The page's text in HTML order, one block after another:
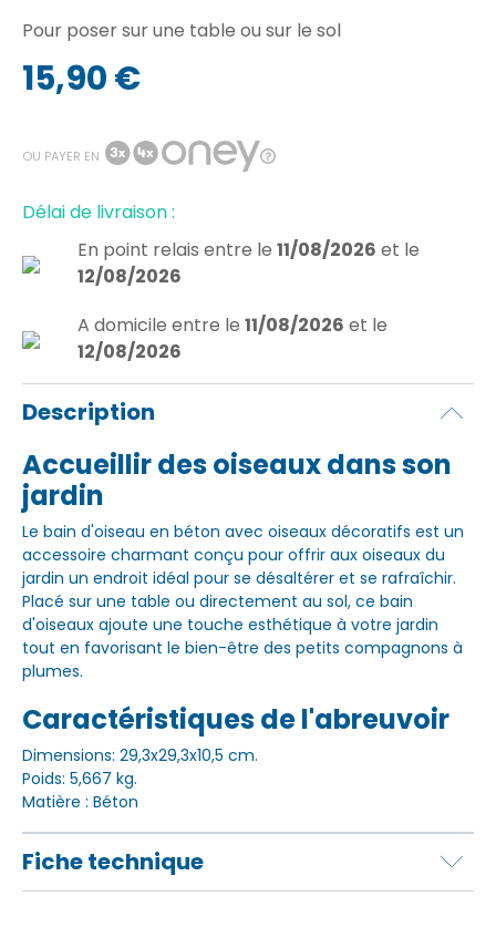
Pour poser sur une table ou sur le sol
15,90 €
OU PAYER EN
Délai de livraison :
En point relais entre le 11/08/2026 et le
12/08/2026
A domicile entre le 11/08/2026 et le
12/08/2026
Description
Accueillir des oiseaux dans son
jardin
Le bain d'oiseau en béton avec oiseaux décoratifs est un
accessoire charmant conçu pour offrir aux oiseaux du
jardin un endroit idéal pour se désaltérer et se rafraîchir.
Placé sur une table ou directement au sol, ce bain
d'oiseaux ajoute une touche esthétique à votre jardin
tout en favorisant le bien-être des petits compagnons à
plumes.
Caractéristiques de l'abreuvoir
Dimensions: 29,3x29,3x10,5 cm.
Poids: 5,667 kg.
Matière : Béton
Fiche technique